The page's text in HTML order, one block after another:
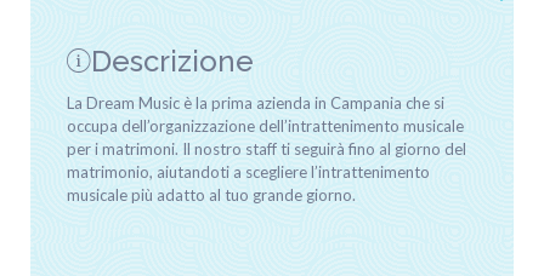
Descrizione
La Dream Music è la prima azienda in Campania che si
occupa dell’organizzazione dell’intrattenimento musicale
per i matrimoni. Il nostro staff ti seguirà fino al giorno del
matrimonio, aiutandoti a scegliere l’intrattenimento
musicale più adatto al tuo grande giorno.